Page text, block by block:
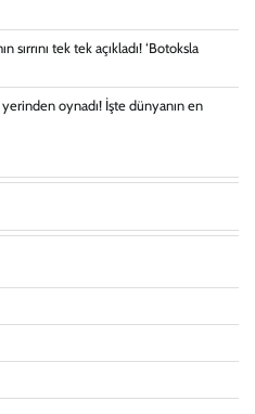
sırrını tek tek açıkladı! ‘Botoksla
oynadı! İşte dünyanın en